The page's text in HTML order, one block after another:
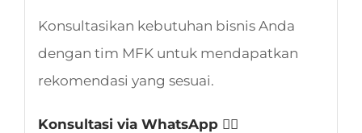
Konsultasikan kebutuhan bisnis Anda
dengan tim MFK untuk mendapatkan
rekomendasi yang sesuai.
Konsultasi via WhatsApp 👈🏻